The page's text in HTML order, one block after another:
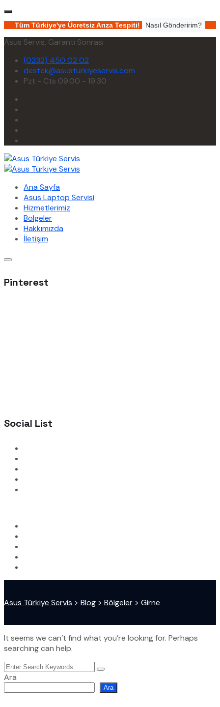
Tüm Türkiye'ye Ücretsiz Arıza Tespiti! Nasıl Gönderirim?
Asus Servis, Garanti Sonrası
(0232) 450 02 02
destek@asusturkiyeservis.com
Pzt - Cts 09.00 - 19.30
Ana Sayfa
Asus Laptop Servisi
Hizmetlerimiz
Bölgeler
Hakkımızda
İletişim
Pinterest
Social List
Asus Türkiye Servis > Blog > Bölgeler > Girne
It seems we can’t find what you’re looking for. Perhaps
searching can help.
Ara
Ara